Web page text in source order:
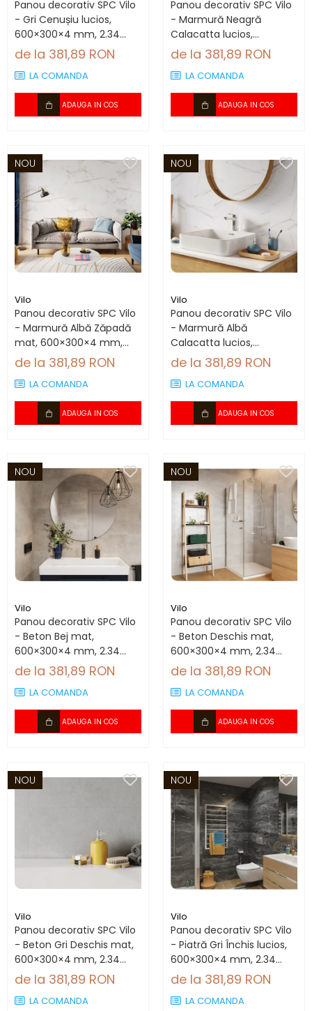
Panou decorativ SPC Vilo
- Gri Cenușiu lucios,
600×300×4 mm, 2.34
mp/cutie (13 panouri)
de la 381,89 RON
LA COMANDA
ADAUGA IN COS
Panou decorativ SPC Vilo
- Marmură Neagră
Calacatta lucios,
600×300×4 mm, 2.34
mp/cutie (13 panouri)
de la 381,89 RON
LA COMANDA
ADAUGA IN COS
NOU
Vilo
Panou decorativ SPC Vilo
- Marmură Albă Zăpadă
mat, 600×300×4 mm,
2.34 mp/cutie (13
de la 381,89 RON
LA COMANDA
ADAUGA IN COS
NOU
Vilo
Panou decorativ SPC Vilo
- Marmură Albă
Calacatta lucios,
600×300×4 mm, 2.34
mp/cutie (13 panouri)
de la 381,89 RON
LA COMANDA
ADAUGA IN COS
NOU
Vilo
Panou decorativ SPC Vilo
- Beton Bej mat,
600×300×4 mm, 2.34
mp/cutie (13 panouri)
de la 381,89 RON
LA COMANDA
ADAUGA IN COS
NOU
Vilo
Panou decorativ SPC Vilo
- Beton Deschis mat,
600×300×4 mm, 2.34
mp/cutie (13 panouri)
de la 381,89 RON
LA COMANDA
ADAUGA IN COS
NOU
Vilo
Panou decorativ SPC Vilo
- Beton Gri Deschis mat,
600×300×4 mm, 2.34
mp/cutie (13 panouri)
de la 381,89 RON
LA COMANDA
NOU
Vilo
Panou decorativ SPC Vilo
- Piatră Gri Închis lucios,
600×300×4 mm, 2.34
mp/cutie (13 panouri)
de la 381,89 RON
LA COMANDA